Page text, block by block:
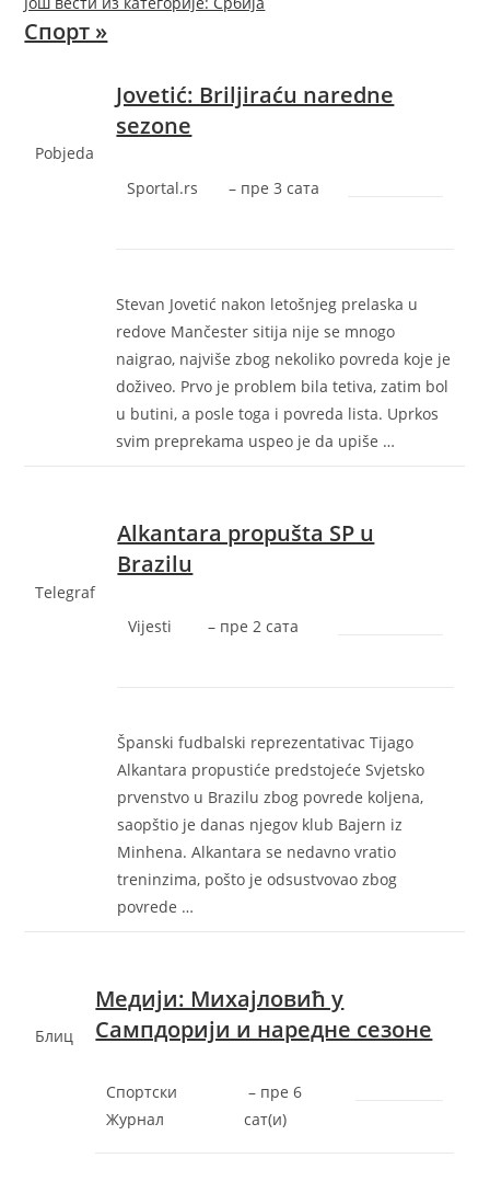
Спорт »
Pobjeda
Jovetić: Briljiraću naredne
sezone
Sportal.rs – ‎пре 3 сата‎
Stevan Jovetić nakon letošnjeg prelaska u
redove Mančester sitija nije se mnogo
naigrao, najviše zbog nekoliko povreda koje je
doživeo. Prvo je problem bila tetiva, zatim bol
u butini, a posle toga i povreda lista. Uprkos
svim preprekama uspeo je da upiše …
Telegraf
Alkantara propušta SP u
Brazilu
Vijesti – ‎пре 2 сата‎
Španski fudbalski reprezentativac Tijago
Alkantara propustiće predstojeće Svjetsko
prvenstvo u Brazilu zbog povrede koljena,
saopštio je danas njegov klub Bajern iz
Minhena. Alkantara se nedavno vratio
treninzima, pošto je odsustvovao zbog
povrede …
Блиц
Медији: Михајловић у
Сампдорији и наредне сезоне
Спортски
Журнал
– ‎пре 6
сат(и)‎